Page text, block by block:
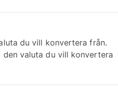
du vill konvertera från.
den valuta du vill konvertera